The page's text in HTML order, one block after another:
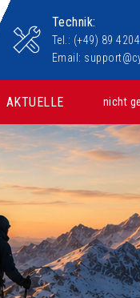
Technik:
Tel.: (+49) 89
Email:
AKTUELLE
NEWS:
Mit
nicht